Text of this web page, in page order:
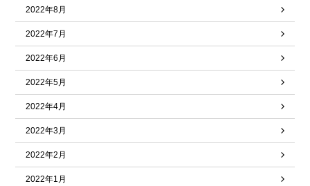
2022年8月
2022年7月
2022年6月
2022年5月
2022年4月
2022年3月
2022年2月
2022年1月